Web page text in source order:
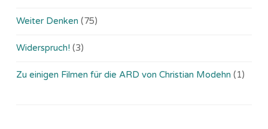
Weiter Denken (75)
Widerspruch! (3)
Zu einigen Filmen für die ARD von Christian Modehn (1)